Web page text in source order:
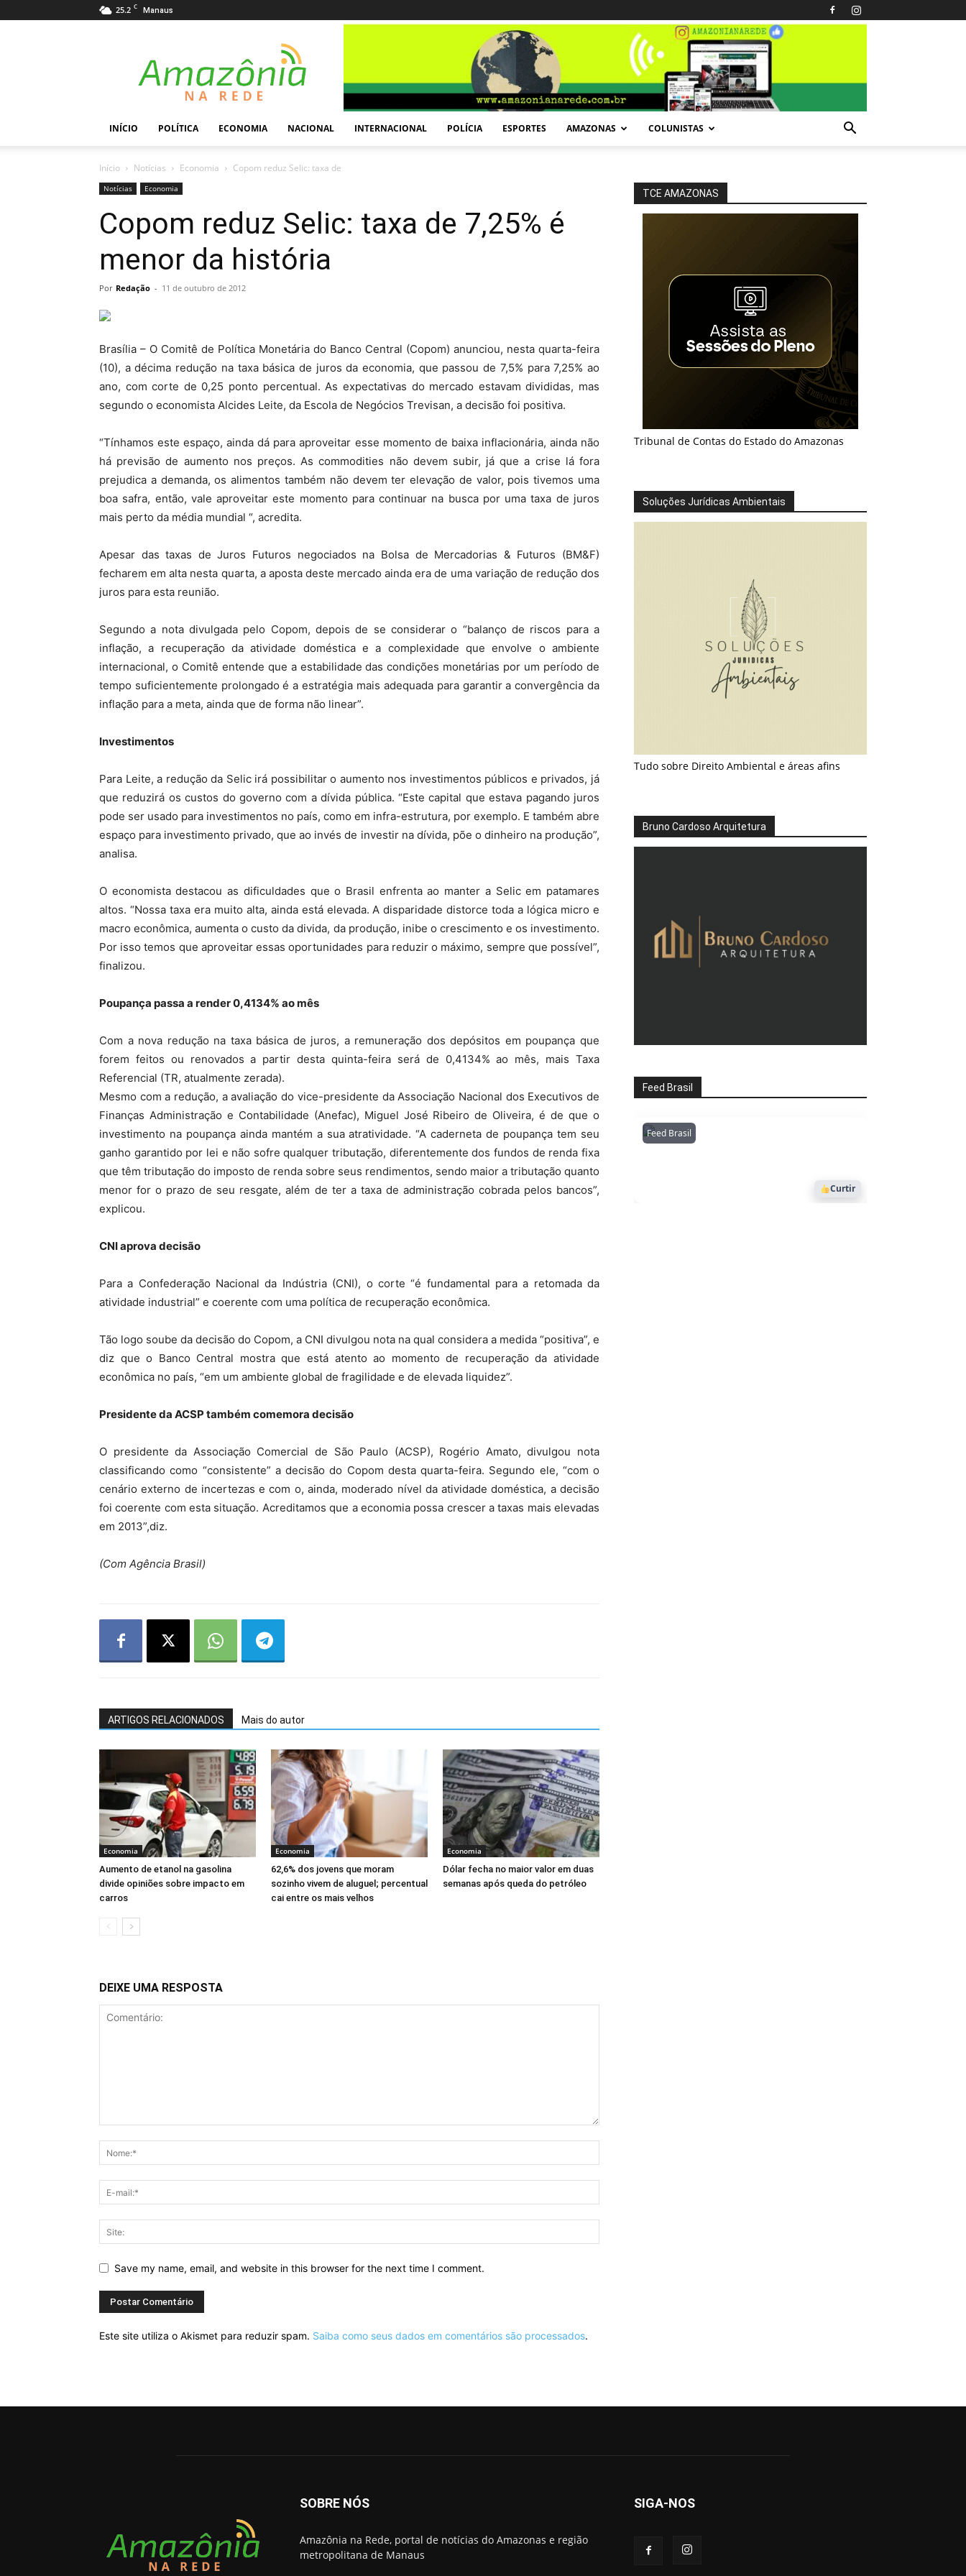
25.2 C Manaus
Rede
INÍCIO POLÍTICA ECONOMIA NACIONAL INTERNACIONAL POLÍCIA ESPORTES AMAZONAS COLUNISTAS
Início Notícias Economia Copom reduz Selic: taxa de 7,25% é menor da história
Notícias Economia
Copom reduz Selic: taxa de 7,25% é
menor da história
Por Redação - 11 de outubro de 2012
Brasília – O Comitê de Política Monetária do Banco Central (Copom) anunciou, nesta quarta-feira
(10), a décima redução na taxa básica de juros da economia, que passou de 7,5% para 7,25% ao
ano, com corte de 0,25 ponto percentual. As expectativas do mercado estavam divididas, mas
segundo o economista Alcides Leite, da Escola de Negócios Trevisan, a decisão foi positiva.
“Tínhamos este espaço, ainda dá para aproveitar esse momento de baixa inflacionária, ainda não
há previsão de aumento nos preços. As commodities não devem subir, já que a crise lá fora
prejudica a demanda, os alimentos também não devem ter elevação de valor, pois tivemos uma
boa safra, então, vale aproveitar este momento para continuar na busca por uma taxa de juros
mais perto da média mundial “, acredita.
Apesar das taxas de Juros Futuros negociados na Bolsa de Mercadorias & Futuros (BM&F)
fecharem em alta nesta quarta, a aposta deste mercado ainda era de uma variação de redução dos
juros para esta reunião.
Segundo a nota divulgada pelo Copom, depois de se considerar o “balanço de riscos para a
inflação, a recuperação da atividade doméstica e a complexidade que envolve o ambiente
internacional, o Comitê entende que a estabilidade das condições monetárias por um período de
tempo suficientemente prolongado é a estratégia mais adequada para garantir a convergência da
inflação para a meta, ainda que de forma não linear”.
Investimentos
Para Leite, a redução da Selic irá possibilitar o aumento nos investimentos públicos e privados, já
que reduzirá os custos do governo com a dívida pública. “Este capital que estava pagando juros
pode ser usado para investimentos no país, como em infra-estrutura, por exemplo. E também abre
espaço para investimento privado, que ao invés de investir na dívida, põe o dinheiro na produção”,
analisa.
O economista destacou as dificuldades que o Brasil enfrenta ao manter a Selic em patamares
altos. “Nossa taxa era muito alta, ainda está elevada. A disparidade distorce toda a lógica micro e
macro econômica, aumenta o custo da divida, da produção, inibe o crescimento e os investimento.
Por isso temos que aproveitar essas oportunidades para reduzir o máximo, sempre que possível”,
finalizou.
Poupança passa a render 0,4134% ao mês
Com a nova redução na taxa básica de juros, a remuneração dos depósitos em poupança que
forem feitos ou renovados a partir desta quinta-feira será de 0,4134% ao mês, mais Taxa
Referencial (TR, atualmente zerada).
Mesmo com a redução, a avaliação do vice-presidente da Associação Nacional dos Executivos de
Finanças Administração e Contabilidade (Anefac), Miguel José Ribeiro de Oliveira, é de que o
investimento na poupança ainda mantém a sua atratividade. “A caderneta de poupança tem seu
ganho garantido por lei e não sofre qualquer tributação, diferentemente dos fundos de renda fixa
que têm tributação do imposto de renda sobre seus rendimentos, sendo maior a tributação quanto
menor for o prazo de seu resgate, além de ter a taxa de administração cobrada pelos bancos”,
explicou.
CNI aprova decisão
Para a Confederação Nacional da Indústria (CNI), o corte “é fundamental para a retomada da
atividade industrial” e coerente com uma política de recuperação econômica.
Tão logo soube da decisão do Copom, a CNI divulgou nota na qual considera a medida “positiva”, e
diz que o Banco Central mostra que está atento ao momento de recuperação da atividade
econômica no país, “em um ambiente global de fragilidade e de elevada liquidez”.
Presidente da ACSP também comemora decisão
O presidente da Associação Comercial de São Paulo (ACSP), Rogério Amato, divulgou nota
classificando como “consistente” a decisão do Copom desta quarta-feira. Segundo ele, “com o
cenário externo de incertezas e com o, ainda, moderado nível da atividade doméstica, a decisão
foi coerente com esta situação. Acreditamos que a economia possa crescer a taxas mais elevadas
em 2013”,diz.
(Com Agência Brasil)
ARTIGOS RELACIONADOS Mais do autor
Economia
Aumento de etanol na gasolina
divide opiniões sobre impacto em
carros
Economia
62,6% dos jovens que moram
sozinho vivem de aluguel; percentual
cai entre os mais velhos
Economia
Dólar fecha no maior valor em duas
semanas após queda do petróleo
DEIXE UMA RESPOSTA
Save my name, email, and website in this browser for the next time I comment.
Este site utiliza o Akismet para reduzir spam. Saiba como seus dados em comentários são processados.
TCE AMAZONAS
Tribunal de Contas do Estado do Amazonas
Soluções Jurídicas Ambientais
Tudo sobre Direito Ambiental e áreas afins
Bruno Cardoso Arquitetura
Feed Brasil
Feed BrasilAmazonianarede
1053
Curtir
SOBRE NÓS
Amazônia na Rede, portal de notícias do Amazonas e região
metropolitana de Manaus
SIGA-NOS